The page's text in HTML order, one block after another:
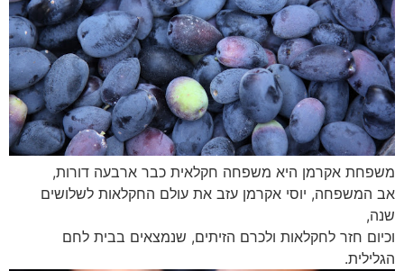
משפחת אקרמן היא משפחה חקלאית כבר ארבעה דורות,
אב המשפחה, יוסי אקרמן עזב את עולם החקלאות לשלושים
שנה,
וכיום חזר לחקלאות ולכרם הזיתים, שנמצאים בבית לחם
הגלילית.